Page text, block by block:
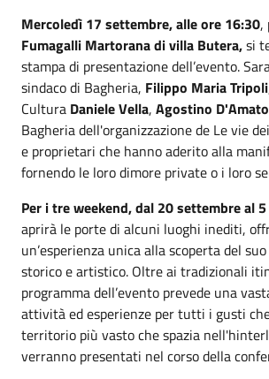
Mercoledì 17 settembre, alle ore 16:30,
Fumagalli Martorana di villa Butera,si
stampa di presentazione dell’evento.
sindaco di Bagheria, Filippo Maria Tripoli
Cultura Daniele Vella, Agostino D'Amato
Bagheria dell'organizzazione de Le vie
e proprietari che hanno aderito alla
fornendo le loro dimore private o i loro
Per i tre weekend, dal 20 settembre al
aprirà le porte di alcuni luoghi inediti,
un’esperienza unica alla scoperta del
storico e artistico. Oltre ai tradizionali
programma dell’evento prevede una
attività ed esperienze per tutti i gusti
territorio più vasto che spazia
verranno presentati nel corso della